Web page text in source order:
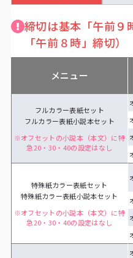
メニュー
フルカラー表紙セット
フルカラー表紙小説本セット
※オフセットの小説本（本文）に特
急20・30・40の設定はなし
特殊紙カラー表紙セット
特殊紙カラー表紙小説本セット
※オフセットの小説本（本文）に特
急20・30・40の設定はなし
締切は基本「午前９
「午前８時」締切）